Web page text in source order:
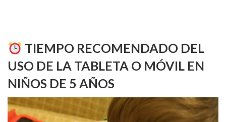
TIEMPO RECOMENDADO DEL
USO DE LA TABLETA O MÓVIL EN
NIÑOS DE 5 AÑOS